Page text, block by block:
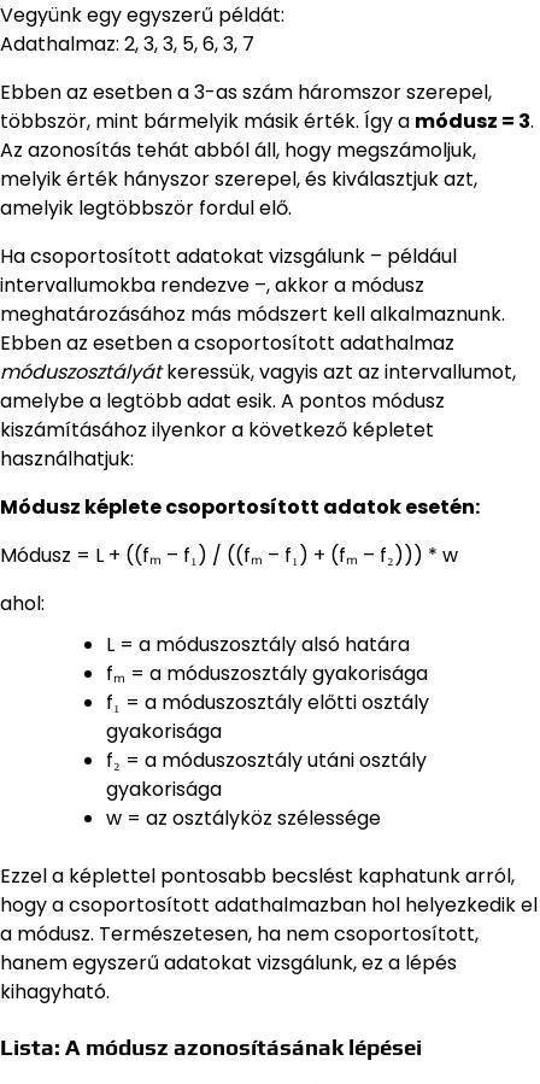
Vegyünk egy egyszerű példát:
Adathalmaz: 2, 3, 3, 5, 6, 3, 7
Ebben az esetben a 3-as szám háromszor szerepel,
többször, mint bármelyik másik érték. Így a módusz = 3.
Az azonosítás tehát abból áll, hogy megszámoljuk,
melyik érték hányszor szerepel, és kiválasztjuk azt,
amelyik legtöbbször fordul elő.
Ha csoportosított adatokat vizsgálunk – például
intervallumokba rendezve –, akkor a módusz
meghatározásához más módszert kell alkalmaznunk.
Ebben az esetben a csoportosított adathalmaz
móduszosztályátkeressük, vagyis azt az intervallumot,
amelybe a legtöbb adat esik. A pontos módusz
kiszámításához ilyenkor a következő képletet
használhatjuk:
Módusz képlete csoportosított adatok esetén:
Módusz = L + ((fₘ – f₁) / ((fₘ – f₁) + (fₘ – f₂))) * w
ahol:
L = a móduszosztály alsó határa
fₘ = a móduszosztály gyakorisága
f₁ = a móduszosztály előtti osztály
gyakorisága
f₂ = a móduszosztály utáni osztály
gyakorisága
w = az osztályköz szélessége
Ezzel a képlettel pontosabb becslést kaphatunk arról,
hogy a csoportosított adathalmazban hol helyezkedik el
a módusz. Természetesen, ha nem csoportosított,
hanem egyszerű adatokat vizsgálunk, ez a lépés
kihagyható.
Lista: A módusz azonosításának lépései